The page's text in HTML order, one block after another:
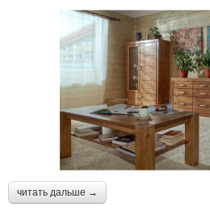
читать дальше →